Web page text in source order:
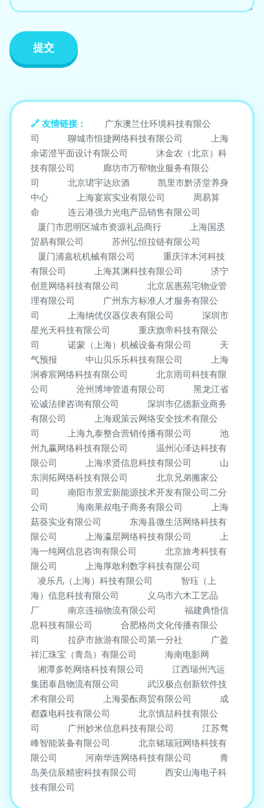
友情链接：
广东澳兰仕环境科技有限公
司
聊城市恒捷网络科技有限公司
上海
余诺澄平面设计有限公司
沐金农（北京）科
技有限公司
廊坊市万帮物业服务有限公
司
北京珺宇达欣酒
凯里市黔济堂养身
中心
上海宴宸实业有限公司
周易算
命
连云港强力光电产品销售有限公司
厦门市思明区城市资源礼品商行
上海国丞
贸易有限公司
苏州弘恒拉链有限公司
厦门浦嘉杭机械有限公司
重庆洋木河科技
有限公司
上海其渊科技有限公司
济宁
创意网络科技有限公司
北京居惠苑宅物业管
理有限公司
广州东方标准人才服务有限公
司
上海纳优仪器仪表有限公司
深圳市
星光天科技有限公司
重庆旗帝科技有限公
司
诺蒙（上海）机械设备有限公司
天
气预报
中山贝乐乐科技有限公司
上海
涧睿宸网络科技有限公司
北京雨司科技有限
公司
沧州博坤管道有限公司
黑龙江省
讼诚法律咨询有限公司
深圳市亿德新业商务
有限公司
上海观策云网络安全技术有限公
司
上海九泰整合营销传播有限公司
池
州九赢网络科技有限公司
温州沁泽达科技有
限公司
上海求贤信息科技有限公司
山
东润拓网络科技有限公司
北京兄弟搬家公
司
南阳市景宏新能源技术开发有限公司二分
公司
海南果叔电子商务有限公司
上海
菇葵实业有限公司
东海县微生活网络科技有
限公司
上海瀛层网络科技有限公司
上
海一纯网信息咨询有限公司
北京旅考科技有
限公司
上海厚敢利数字科技有限公司
凌乐凡（上海）科技有限公司
智珏（上
海）信息科技有限公司
义乌市六木工艺品
厂
南京连福物流有限公司
福建典悟信
息科技有限公司
合肥格尚文化传播有限公
司
拉萨市旅游有限公司第一分社
广盈
祥汇珠宝（青岛）有限公司
海南电影网
湘潭多乾网络科技有限公司
江西瑞州汽运
集团泰昌物流有限公司
武汉极点创新软件技
术有限公司
上海晏酝商贸有限公司
成
都森电科技有限公司
北京慎喆科技有限公
司
广州妙米信息科技有限公司
江苏骛
峰智能装备有限公司
北京铭瑞冠网络科技有
限公司
河南华连网络科技有限公司
青
岛美信辰精密科技有限公司
西安山海电子科
技有限公司